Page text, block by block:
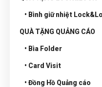
• Bình giữ nhiệt
QUÀ TẶNG QUẢNG CÁO
• Bìa Folder
• Card Visit
• Đồng Hồ Quảng cáo